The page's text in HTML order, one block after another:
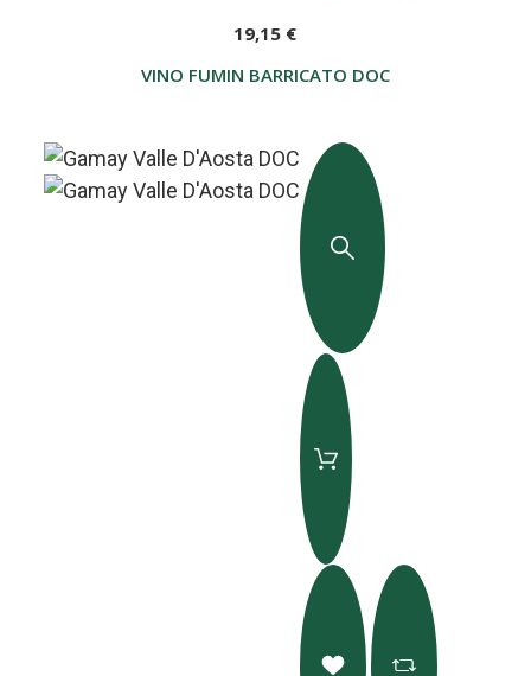
VINO FUMIN BARRICATO DOC
19,15 €